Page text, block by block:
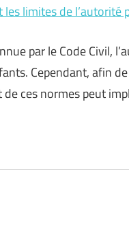
les limites de l’autorité
par le Code Civil,
Cependant, afin
ces normes peut